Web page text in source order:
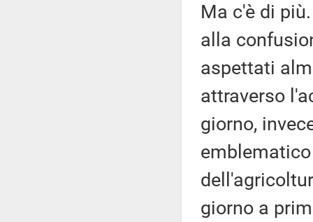
Ma c'è di
alla
aspettati
attraverso
giorno,
giorno a